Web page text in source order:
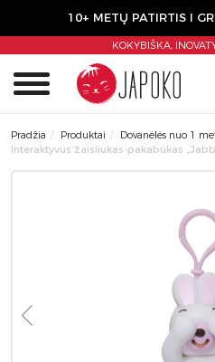
10+ METŲ PATIRTIS I
KOKYBIŠKA,
Pradžia Produktai
Dovanėlės nuo 1
Interaktyvus žaisliukas-pakabukas